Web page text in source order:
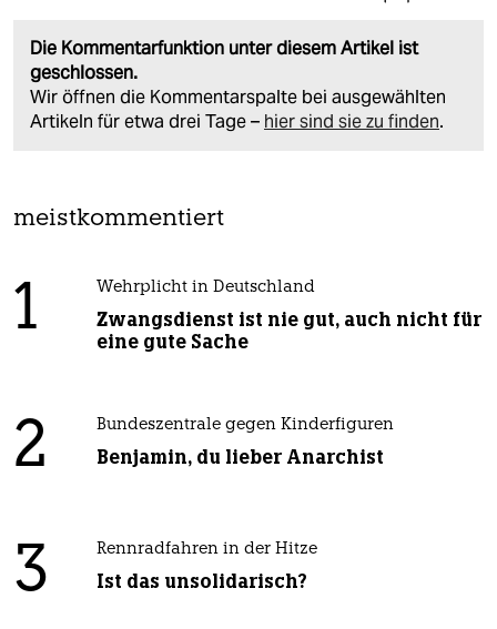
Die Kommentarfunktion unter diesem Artikel ist
geschlossen.
Wir öffnen die Kommentarspalte bei ausgewählten
Artikeln für etwa drei Tage – hier sind sie zu finden.
meistkommentiert
1 Wehrplicht in Deutschland
Zwangsdienst ist nie gut, auch nicht für
eine gute Sache
2 Bundeszentrale gegen Kinderfiguren
Benjamin, du lieber Anarchist
3 Rennradfahren in der Hitze
Ist das unsolidarisch?